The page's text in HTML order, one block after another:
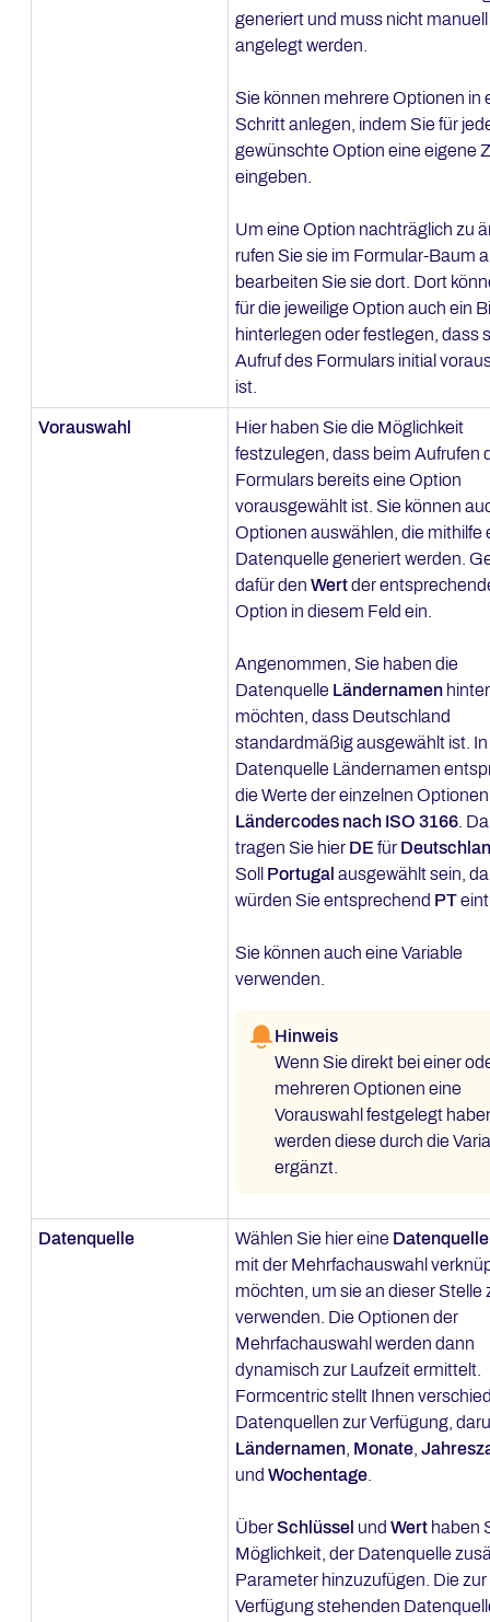
generiert und muss nicht manuell
angelegt werden.
Sie können mehrere Optionen in
Schritt anlegen, indem Sie für
gewünschte Option eine eigene
eingeben.
Um eine Option nachträglich zu
rufen Sie sie im Formular-Baum
bearbeiten Sie sie dort. Dort
für die jeweilige Option auch ein
hinterlegen oder festlegen, dass
Aufruf des Formulars initial
ist.
Vorauswahl
Hier haben Sie die Möglichkeit
festzulegen, dass beim Aufrufen
Formulars bereits eine Option
vorausgewählt ist. Sie können
Optionen auswählen, die mithilfe
Datenquelle generiert werden.
dafür den Wertder
Option in diesem Feld ein.
Angenommen, Sie haben die
Datenquelle Ländernamen
möchten, dass Deutschland
standardmäßig ausgewählt ist. In
Datenquelle Ländernamen
die Werte der einzelnen
Ländercodes nach ISO 3166 .
tragen Sie hier DE für
Soll Portugal ausgewählt sein,
würden Sie entsprechend PT
Sie können auch eine Variable
verwenden.
Hinweis
Wenn Sie direkt bei einer
mehreren Optionen eine
Vorauswahl festgelegt
werden diese durch die
ergänzt.
Datenquelle Wählen Sie hier eine Datenquelle
mit der Mehrfachauswahl
möchten, um sie an dieser Stelle
verwenden. Die Optionen der
Mehrfachauswahl werden dann
dynamisch zur Laufzeit ermittelt.
Formcentric stellt Ihnen
Datenquellen zur Verfügung,
Ländernamen Monate
und Wochentage
ÜberSchlüssel und Wert haben
Möglichkeit, der Datenquelle
Parameter hinzuzufügen. Die zur
Verfügung stehenden